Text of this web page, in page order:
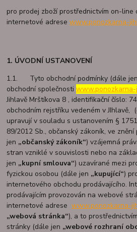
pro prodej zboží prostřednictvím on-line
internetové adresewww.ponozkarna-
1. ÚVODNÍ USTANOVENÍ
1.1. Tyto obchodní podmínky (dále jen
obchodní společnostiwww.ponozkarna-
Jihlavě Mrštíkova 8 , identifikační číslo:
obchodním rejstříku vedeném v JIhlavě,
upravují v souladu s ustanovením §
89/2012 Sb., občanský zákoník, ve
jen „občanský zákoník“) vzájemná
stran vzniklé v souvislosti nebo na
jen „kupní smlouva“) uzavírané mezi
fyzickou osobou (dále jen „kupující“)
internetového obchodu prodávajícího.
prodávajícím provozován na webové
internetové adresewww.ponozkarna-
„webová stránka“), a to
stránky (dále jen „webové rozhraní